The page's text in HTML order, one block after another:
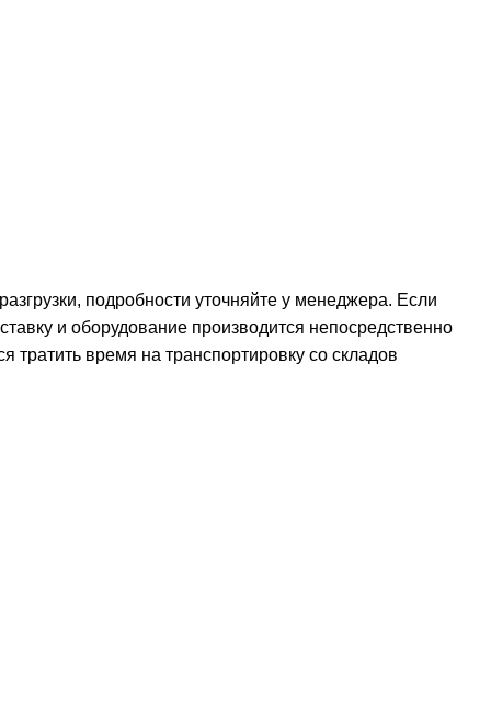
подробности уточняйте у менеджера. Если
и оборудование производится непосредственно
тратить время на транспортировку со складов